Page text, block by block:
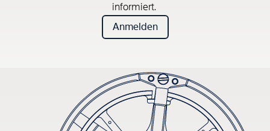
informiert.
Anmelden